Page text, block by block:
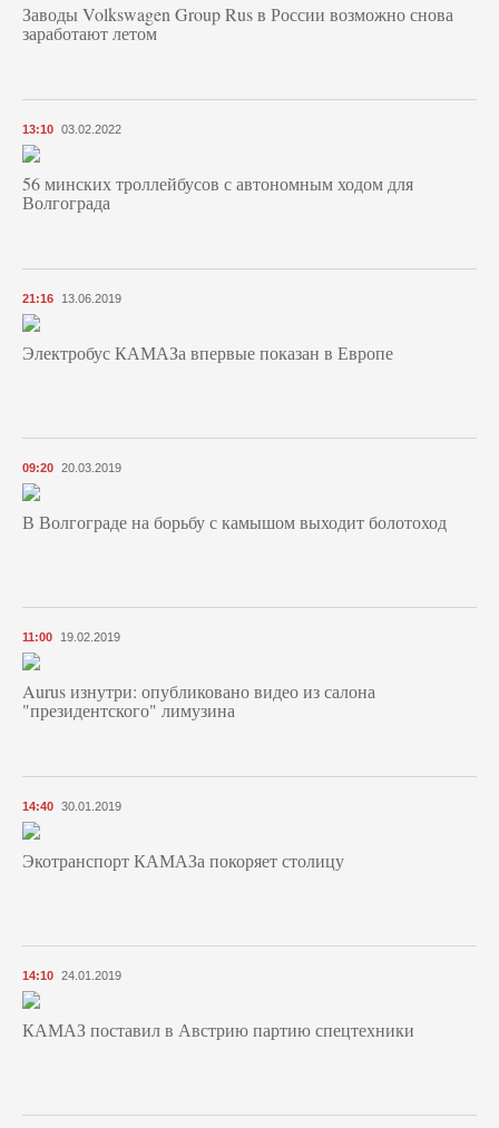
Заводы Volkswagen Group Rus в России возможно снова
заработают летом
13:10 03.02.2022
56 минских троллейбусов с автономным ходом для
Волгограда
21:16 13.06.2019
Электробус КАМАЗа впервые показан в Европе
09:20 20.03.2019
В Волгограде на борьбу с камышом выходит болотоход
11:00 19.02.2019
Aurus изнутри: опубликовано видео из салона
"президентского" лимузина
14:40 30.01.2019
Экотранспорт КАМАЗа покоряет столицу
14:10 24.01.2019
КАМАЗ поставил в Австрию партию спецтехники